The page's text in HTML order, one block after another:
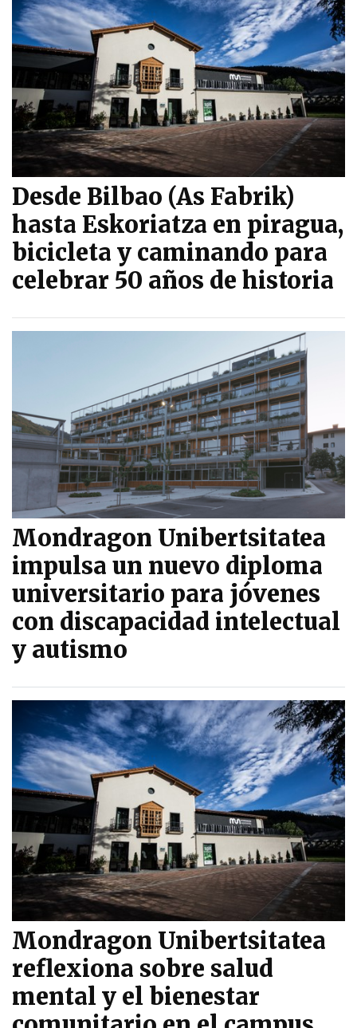
Desde Bilbao (As Fabrik)
hasta Eskoriatza en piragua,
bicicleta y caminando para
celebrar 50 años de historia
Mondragon Unibertsitatea
impulsa un nuevo diploma
universitario para jóvenes
con discapacidad intelectual
y autismo
Mondragon Unibertsitatea
reflexiona sobre salud
mental y el bienestar